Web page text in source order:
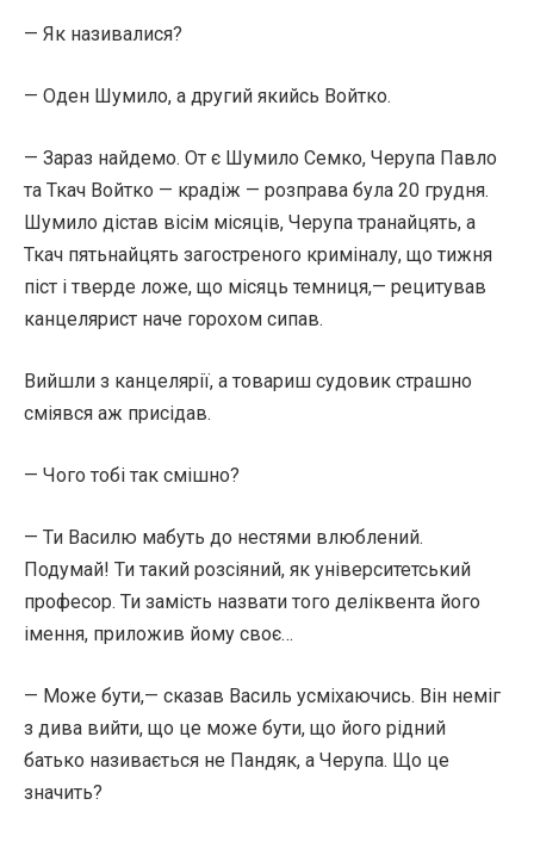
— Як називалися?
— Оден Шумило, а другий якийсь Войтко.
— Зараз найдемо. От є Шумило Семко, Черупа Павло
та Ткач Войтко — крадіж — розправа була 20 грудня.
Шумило дістав вісім місяців, Черупа транайцять, а
Ткач пятьнайцять загостреного криміналу, що тижня
піст і тверде ложе, що місяць темниця,— рецитував
канцелярист наче горохом сипав.
Вийшли з канцелярії, а товариш судовик страшно
сміявся аж присідав.
— Чого тобі так смішно?
— Ти Василю мабуть до нестями влюблений.
Подумай! Ти такий розсіяний, як університетський
професор. Ти замість назвати того деліквента його
імення, приложив йому своє…
— Може бути,— сказав Василь усміхаючись. Він неміг
з дива вийти, що це може бути, що його рідний
батько називається не Пандяк, а Черупа. Що це
значить?